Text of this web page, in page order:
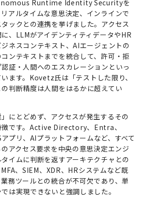
Runtime Identity Securityを
アルタイムな意思決定、インラインで
ックとの連携を挙げました。アクセス
、LLMがアイデンティティデータやHR
ネスコンテキスト、AIエージェントの
ンテキストまでを統合して、許可・拒
証・人間へのエスカレーションといっ
ます。Kovetz氏は「テストした限り、
判断精度は人間をはるかに超えてい
にとどめず、アクセスが発生するその
徴です。Active Directory、Entra、
プリ、AIプラットフォームなど、すべて
アクセス要求を中央の意思決定エンジ
イムに判断を返すアーキテクチャとの
、SIEM、XDR、HRシステムなど既
務ツールとの統合が不可欠であり、単
は実現できないと強調しました。